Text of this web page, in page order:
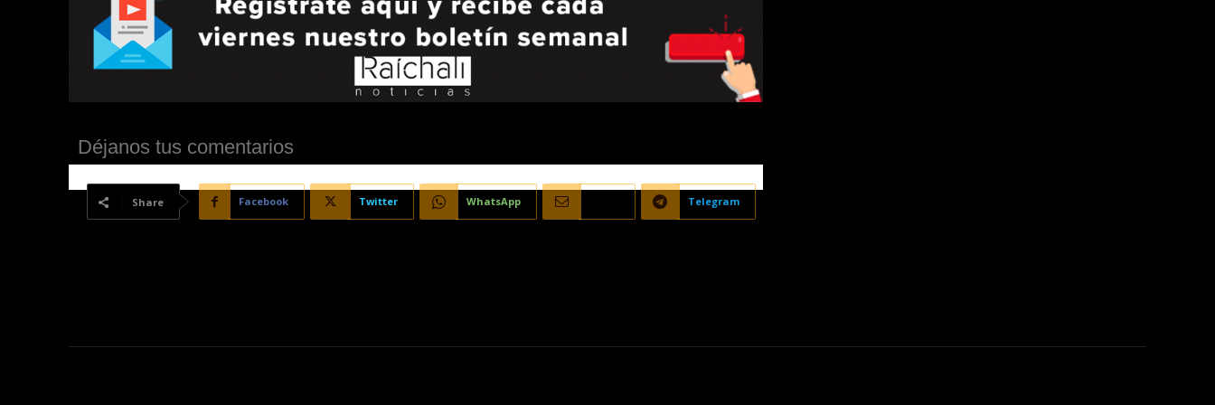
Déjanos tus comentarios
Share Facebook Twitter WhatsApp Telegram